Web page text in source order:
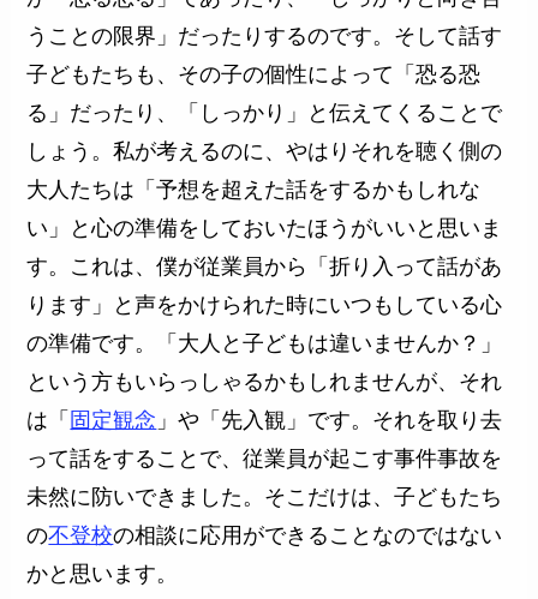
うことの限界」だったりするのです。そして話す
子どもたちも、その子の個性によって「恐る恐
る」だったり、「しっかり」と伝えてくることで
しょう。私が考えるのに、やはりそれを聴く側の
大人たちは「予想を超えた話をするかもしれな
い」と心の準備をしておいたほうがいいと思いま
す。これは、僕が従業員から「折り入って話があ
ります」と声をかけられた時にいつもしている心
の準備です。「大人と子どもは違いませんか？」
という方もいらっしゃるかもしれませんが、それ
は「 固定観念 」や「先入観」です。それを取り去
って話をすることで、従業員が起こす事件事故を
未然に防いできました。そこだけは、子どもたち
の不登校の相談に応用ができることなのではない
かと思います。